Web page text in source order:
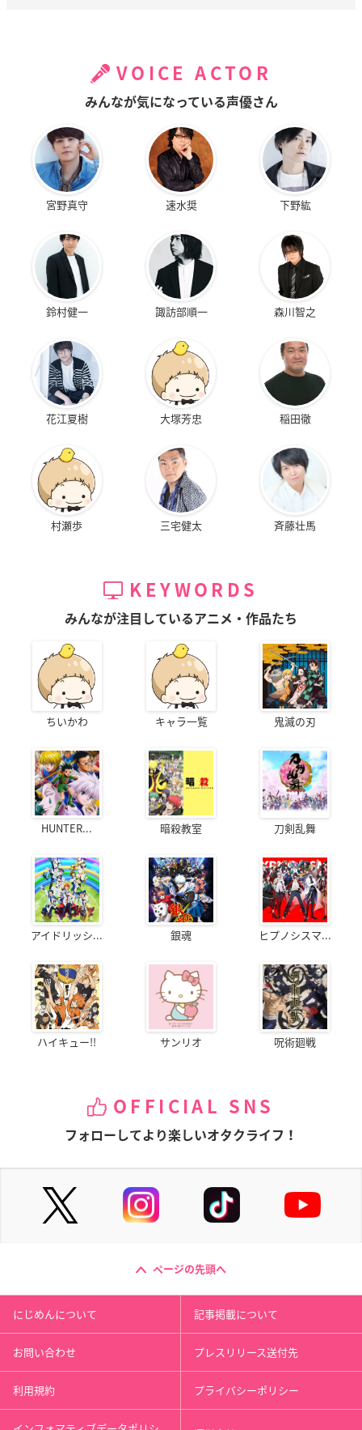
VOICE ACTOR
みんなが気になっている声優さん
宮野真守 速水奨 下野紘
鈴村健一 諏訪部順一 森川智之
花江夏樹 大塚芳忠 稲田徹
村瀬歩 三宅健太 斉藤壮馬
KEYWORDS
みんなが注目しているアニメ・作品たち
ちいかわ キャラ一覧 鬼滅の刃
HUNTER... 暗殺教室 刀剣乱舞
アイドリッシ... 銀魂 ヒプノシスマ...
ハイキュー!! サンリオ 呪術廻戦
OFFICIAL SNS
フォローしてより楽しいオタクライフ！
ページの先頭へ
にじめんについて 記事掲載について
お問い合わせ プレスリリース送付先
利用規約 プライバシーポリシー